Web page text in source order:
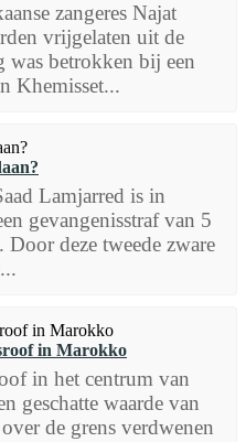
zangeres Najat
vrijgelaten uit de
was betrokken bij een
Khemisset...
Lamjarred is in
gevangenisstraf van 5
deze tweede zware
in Marokko
in het centrum van
geschatte waarde van
de grens verdwenen